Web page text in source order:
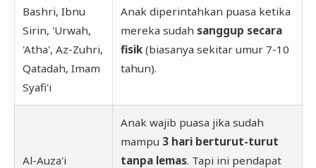
Bashri, Ibnu
Sirin, 'Urwah,
'Atha', Az-Zuhri,
Qatadah, Imam
Syafi'i
Anak diperintahkan puasa ketika
mereka sudah sanggup secara
fisik(biasanya sekitar umur 7-10
tahun).
Al-Auza'i
Anak wajib puasa jika sudah
mampu 3 hari berturut-turut
tanpa lemas. Tapi ini pendapat